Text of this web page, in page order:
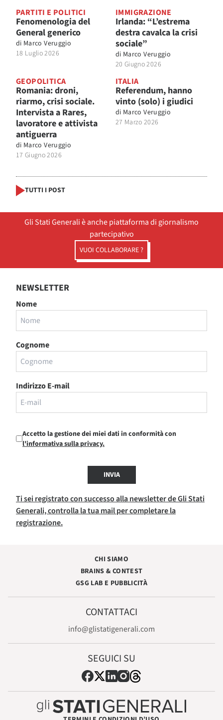
PARTITI E POLITICI
Fenomenologia del
General generico
di Marco Veruggio
18 Luglio 2026
IMMIGRAZIONE
Irlanda: “L’estrema
destra cavalca la crisi
sociale”
di Marco Veruggio
20 Giugno 2026
GEOPOLITICA
Romania: droni,
riarmo, crisi sociale.
Intervista a Rares,
lavoratore e attivista
antiguerra
di Marco Veruggio
17 Giugno 2026
ITALIA
Referendum, hanno
vinto (solo) i giudici
di Marco Veruggio
27 Marzo 2026
TUTTI I POST
Gli Stati Generali è anche piattaforma di giornalismo
partecipativo
VUOI COLLABORARE ?
NEWSLETTER
Nome
Cognome
Indirizzo E-mail
Accetto la gestione dei miei dati in conformità con
l'informativa sulla privacy.
INVIA
Ti sei registrato con successo alla newsletter de Gli Stati
Generali, controlla la tua mail per completare la
registrazione.
CHI SIAMO
BRAINS & CONTEST
GSG LAB E PUBBLICITÀ
CONTATTACI
info@glistatigenerali.com
SEGUICI SU